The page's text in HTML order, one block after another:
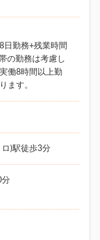
日勤務+残業時間
の勤務は考慮し
働8時間以上勤
ます。
)駅徒歩3分